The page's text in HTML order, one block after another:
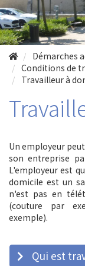
Démarches
Conditions de
Travailleur à
Un employeur
son entreprise
L'employeur est
domicile est un
n'est pas en
(couture par
exemple).
Qui est